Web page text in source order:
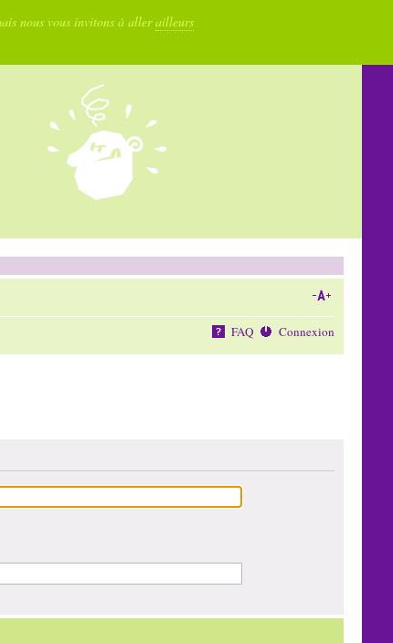
nous vous invitons à allerailleurs
FAQ Connexion